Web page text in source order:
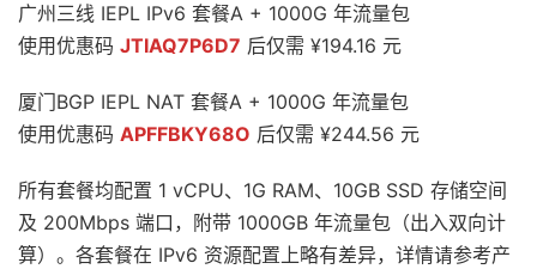
广州三线 IEPL IPv6 套餐A + 1000G 年流量包
使用优惠码 JTIAQ7P6D7 后仅需 ¥194.16 元
厦门BGP IEPL NAT 套餐A + 1000G 年流量包
使用优惠码 APFFBKY68O 后仅需 ¥244.56 元
所有套餐均配置 1 vCPU、1G RAM、10GB SSD 存储空间
及 200Mbps 端口，附带 1000GB 年流量包（出入双向计
算）。各套餐在 IPv6 资源配置上略有差异，详情请参考产